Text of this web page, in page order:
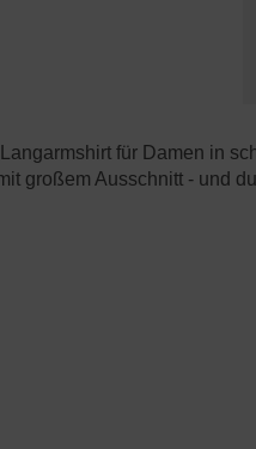
für Damen in
großem Ausschnitt - und